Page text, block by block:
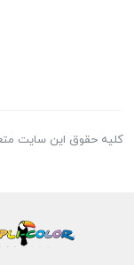
کلیه حقوق این سایت